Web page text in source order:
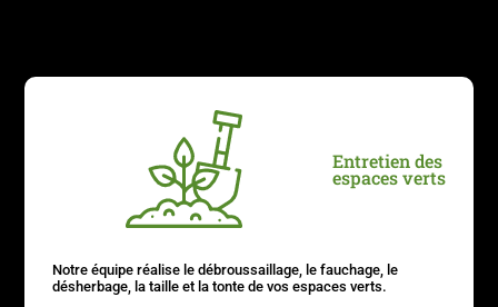
Entretien des
espaces verts
Notre équipe réalise le débroussaillage, le fauchage, le
désherbage, la taille et la tonte de vos espaces verts.